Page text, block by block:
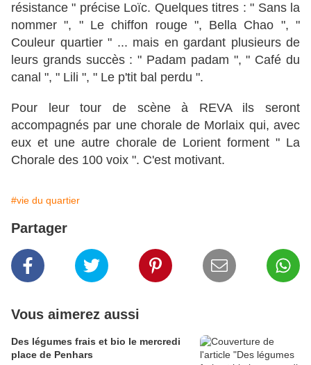
résistance " précise Loïc. Quelques titres : " Sans la
nommer ", " Le chiffon rouge ", Bella Chao ", "
Couleur quartier " ... mais en gardant plusieurs de
leurs grands succès : " Padam padam ", " Café du
canal ", " Lili ", " Le p'tit bal perdu ".
Pour leur tour de scène à REVA ils seront
accompagnés par une chorale de Morlaix qui, avec
eux et une autre chorale de Lorient forment " La
Chorale des 100 voix ". C'est motivant.
#vie du quartier
Partager
Vous aimerez aussi
Des légumes frais et bio le mercredi
place de Penhars